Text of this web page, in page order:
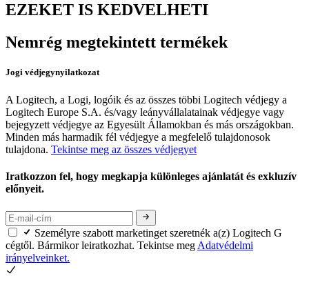
EZEKET IS KEDVELHETI
Nemrég megtekintett termékek
Jogi védjegynyilatkozat
A Logitech, a Logi, logóik és az összes többi Logitech védjegy a
Logitech Europe S.A. és/vagy leányvállalatainak védjegye vagy
bejegyzett védjegye az Egyesült Államokban és más országokban.
Minden más harmadik fél védjegye a megfelelő tulajdonosok
tulajdona. Tekintse meg az összes védjegyet
Iratkozzon fel, hogy megkapja különleges ajánlatát és exkluzív
előnyeit.
Személyre szabott marketinget szeretnék a(z) Logitech G
cégtől. Bármikor leiratkozhat. Tekintse meg Adatvédelmi
irányelveinket.